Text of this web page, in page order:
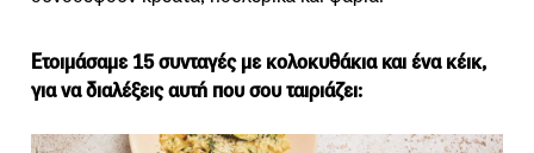
Ετοιμάσαμε 15 συνταγές με κολοκυθάκια και ένα κέικ,
για να διαλέξεις αυτή που σου ταιριάζει: